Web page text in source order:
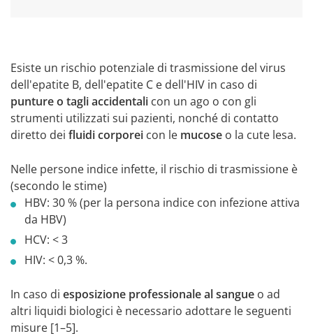
Esiste un rischio potenziale di trasmissione del virus
dell'epatite B, dell'epatite C e dell'HIV in caso di
punture o tagli accidentali con un ago o con gli
strumenti utilizzati sui pazienti, nonché di contatto
diretto dei fluidi corporei con le mucose o la cute lesa.
Nelle persone indice infette, il rischio di trasmissione è
(secondo le stime)
HBV: 30 % (per la persona indice con infezione attiva
da HBV)
HCV: < 3
HIV: < 0,3 %.
In caso di esposizione professionale al sangue o ad
altri liquidi biologici è necessario adottare le seguenti
misure [1–5].